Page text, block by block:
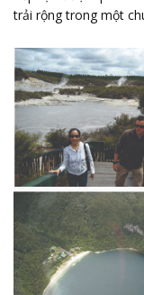
trải rộng trong một